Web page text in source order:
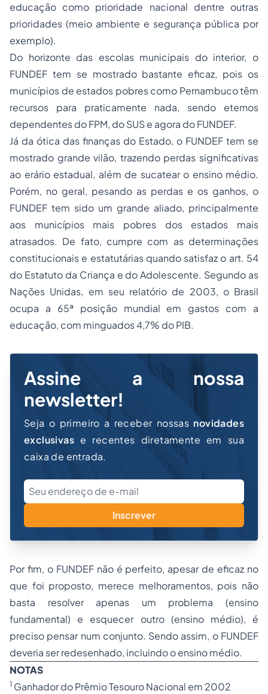
educação como prioridade nacional dentre outras
prioridades (meio ambiente e segurança pública por
exemplo).
Do horizonte das escolas municipais do interior, o
FUNDEF tem se mostrado bastante eficaz, pois os
municípios de estados pobres como Pernambuco têm
recursos para praticamente nada, sendo eternos
dependentes do FPM, do SUS e agora do FUNDEF.
Já da ótica das finanças do Estado, o FUNDEF tem se
mostrado grande vilão, trazendo perdas significativas
ao erário estadual, além de sucatear o ensino médio.
Porém, no geral, pesando as perdas e os ganhos, o
FUNDEF tem sido um grande aliado, principalmente
aos municípios mais pobres dos estados mais
atrasados. De fato, cumpre com as determinações
constitucionais e estatutárias quando satisfaz o art. 54
do Estatuto da Criança e do Adolescente. Segundo as
Nações Unidas, em seu relatório de 2003, o Brasil
ocupa a 65ª posição mundial em gastos com a
educação, com minguados 4,7% do PIB.
Assine a nossa
newsletter!
Seja o primeiro a receber nossas novidades
exclusivas e recentes diretamente em sua
caixa de entrada.
Inscrever
Por fim, o FUNDEF não é perfeito, apesar de eficaz no
que foi proposto, merece melhoramentos, pois não
basta resolver apenas um problema (ensino
fundamental) e esquecer outro (ensino médio), é
preciso pensar num conjunto. Sendo assim, o FUNDEF
deveria ser redesenhado, incluindo o ensino médio.
NOTAS
1 Ganhador do Prêmio Tesouro Nacional em 2002